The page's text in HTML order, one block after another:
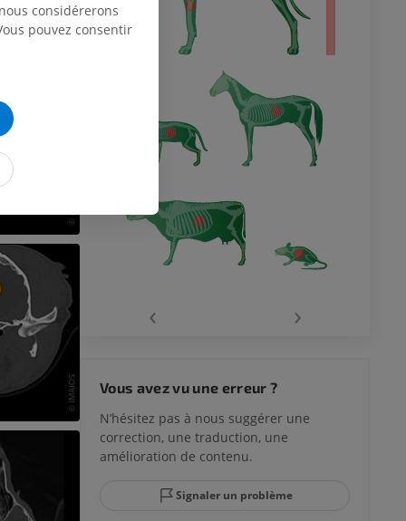
‹ ›
Vous avez vu une erreur ?
N’hésitez pas à nous suggérer une
correction, une traduction, une
amélioration de contenu.
Signaler un problème
considérerons
pouvez consentir